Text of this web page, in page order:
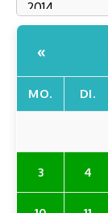
«
MO. DI.
3 4